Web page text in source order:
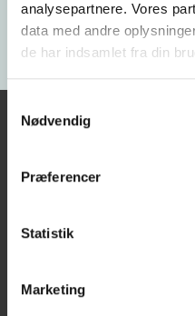
analysepartnere. Vores
data med andre
de har indsamlet fra din
Nødvendig
Præferencer
Statistik
Marketing
Du
her
Hjem Formular